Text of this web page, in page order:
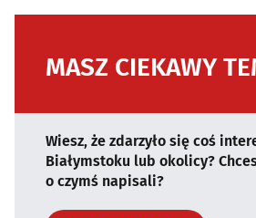
MASZ CIEKAWY
Wiesz, że zdarzyło się coś
Białymstoku lub okolicy?
o czymś napisali?